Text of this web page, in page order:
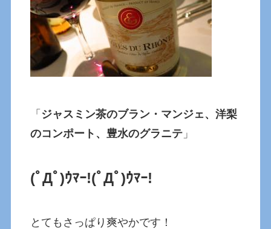
「 ジャスミン茶のブラン・マンジェ、洋梨
のコンポート、豊水のグラニテ 」
(ﾟДﾟ)ｳﾏｰ!(ﾟДﾟ)ｳﾏｰ!
とてもさっぱり爽やかです！